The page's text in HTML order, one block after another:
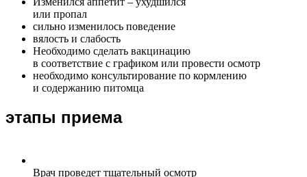
или пропал
сильно изменилось поведение
вялость и слабость
Необходимо сделать вакцинацию
в соответствие с графиком или провести осмотр
необходимо консультирование по кормлению
и содержанию питомца
этапы приема
Врач проведет тщательный осмотр